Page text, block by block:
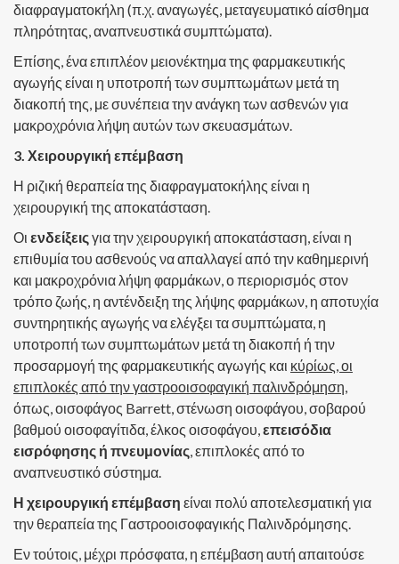
διαφραγματοκήλη (π.χ. αναγωγές, μεταγευματικό αίσθημα
πληρότητας, αναπνευστικά συμπτώματα).
Επίσης, ένα επιπλέον μειονέκτημα της φαρμακευτικής
αγωγής είναι η υποτροπή των συμπτωμάτων μετά τη
διακοπή της, με συνέπεια την ανάγκη των ασθενών για
μακροχρόνια λήψη αυτών των σκευασμάτων.
3. Χειρουργική επέμβαση
Η ριζική θεραπεία της διαφραγματοκήλης είναι η
χειρουργική της αποκατάσταση.
Οι ενδείξειςγια την χειρουργική αποκατάσταση, είναι η
επιθυμία του ασθενούς να απαλλαγεί από την καθημερινή
και μακροχρόνια λήψη φαρμάκων, ο περιορισμός στον
τρόπο ζωής, η αντένδειξη της λήψης φαρμάκων, η αποτυχία
συντηρητικής αγωγής να ελέγξει τα συμπτώματα, η
υποτροπή των συμπτωμάτων μετά τη διακοπή ή την
προσαρμογή της φαρμακευτικής αγωγής και κύρίως, οι
επιπλοκές από την γαστροοισοφαγική παλινδρόμηση,
όπως, οισοφάγος Barrett, στένωση οισοφάγου, σοβαρού
βαθμού οισοφαγίτιδα, έλκος οισοφάγου,επεισόδια
εισρόφησης ή πνευμονίας, επιπλοκές από το
αναπνευστικό σύστημα.
Η χειρουργική επέμβαση είναι πολύ αποτελεσματική για
την θεραπεία της Γαστροοισοφαγικής Παλινδρόμησης.
Εν τούτοις, μέχρι πρόσφατα, η επέμβαση αυτή απαιτούσε